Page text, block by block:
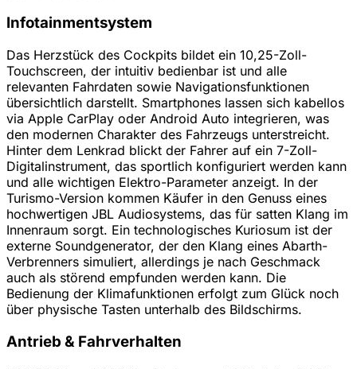
Infotainmentsystem
Das Herzstück des Cockpits bildet ein 10,25-Zoll-
Touchscreen, der intuitiv bedienbar ist und alle
relevanten Fahrdaten sowie Navigationsfunktionen
übersichtlich darstellt. Smartphones lassen sich kabellos
via Apple CarPlay oder Android Auto integrieren, was
den modernen Charakter des Fahrzeugs unterstreicht.
Hinter dem Lenkrad blickt der Fahrer auf ein 7-Zoll-
Digitalinstrument, das sportlich konfiguriert werden kann
und alle wichtigen Elektro-Parameter anzeigt. In der
Turismo-Version kommen Käufer in den Genuss eines
hochwertigen JBL Audiosystems, das für satten Klang im
Innenraum sorgt. Ein technologisches Kuriosum ist der
externe Soundgenerator, der den Klang eines Abarth-
Verbrenners simuliert, allerdings je nach Geschmack
auch als störend empfunden werden kann. Die
Bedienung der Klimafunktionen erfolgt zum Glück noch
über physische Tasten unterhalb des Bildschirms.
Antrieb & Fahrverhalten